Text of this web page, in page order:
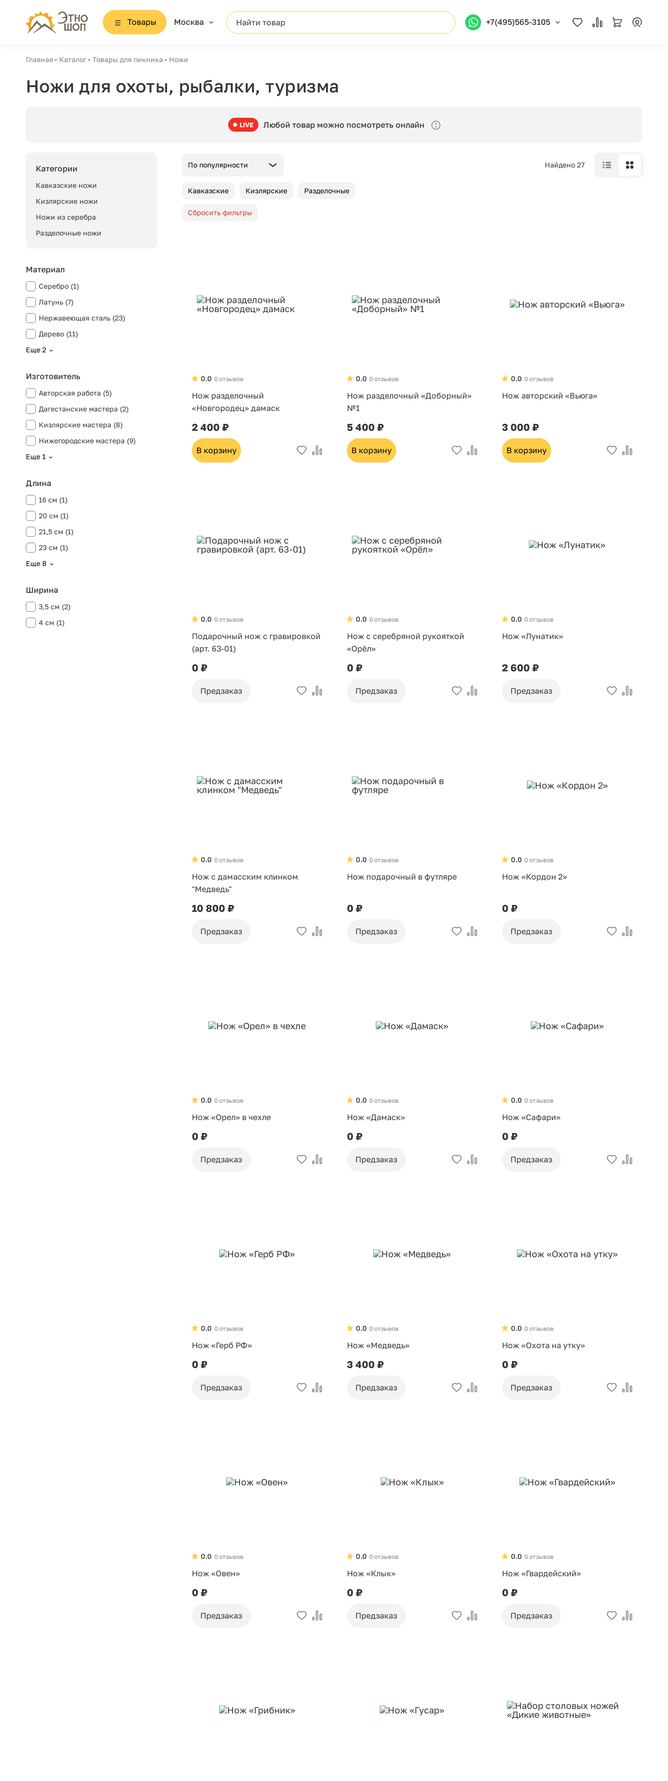
Товары Москва Найти товар +7(495)565-3105
Главная Каталог Товары для пикника Ножи
Ножи для охоты, рыбалки, туризма
LIVE Любой товар можно посмотреть онлайн
Категории
Кавказские ножи
Кизлярские ножи
Ножи из серебра
Разделочные ножи
Материал
Серебро (1)
Латунь (7)
Нержавеющая сталь (23)
Дерево (11)
Еще 2
Изготовитель
Авторская работа (5)
Дагестанские мастера (2)
Кизлярские мастера (8)
Нижегородские мастера (9)
Еще 1
Длина
16 см (1)
20 см (1)
21,5 см (1)
23 см (1)
Еще 8
Ширина
3,5 см (2)
4 см (1)
По популярности Найдено 27
Кавказские Кизлярские Разделочные
Сбросить фильтры
0 отзывов
0.0
Нож разделочный
«Новгородец» дамаск
2 400 ₽
В корзину
0 отзывов
0.0
Нож разделочный «Доборный»
№1
5 400 ₽
В корзину
0 отзывов
0.0
Нож авторский «Вьюга»
3 000 ₽
В корзину
0 отзывов
0.0
Подарочный нож с гравировкой
(арт. 63-01)
0 ₽
Предзаказ
0 отзывов
0.0
Нож с серебряной рукояткой
«Орёл»
0 ₽
Предзаказ
0 отзывов
0.0
Нож «Лунатик»
2 600 ₽
Предзаказ
0 отзывов
0.0
Нож с дамасским клинком
"Медведь"
10 800 ₽
Предзаказ
0 отзывов
0.0
Нож подарочный в футляре
0 ₽
Предзаказ
0 отзывов
0.0
Нож «Кордон 2»
0 ₽
Предзаказ
0 отзывов
0.0
Нож «Орел» в чехле
0 ₽
Предзаказ
0 отзывов
0.0
Нож «Дамаск»
0 ₽
Предзаказ
0 отзывов
0.0
Нож «Сафари»
0 ₽
Предзаказ
0 отзывов
0.0
Нож «Герб РФ»
0 ₽
Предзаказ
0 отзывов
0.0
Нож «Медведь»
3 400 ₽
Предзаказ
0 отзывов
0.0
Нож «Охота на утку»
0 ₽
Предзаказ
0 отзывов
0.0
Нож «Овен»
0 ₽
Предзаказ
0 отзывов
0.0
Нож «Клык»
0 ₽
Предзаказ
0 отзывов
0.0
Нож «Гвардейский»
0 ₽
Предзаказ